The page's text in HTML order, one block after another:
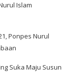
Islam
Ponpes Nurul
Suka Maju Susun